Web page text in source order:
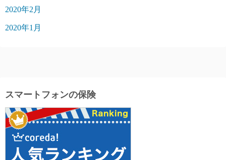
2020年2月
2020年1月
スマートフォンの保険